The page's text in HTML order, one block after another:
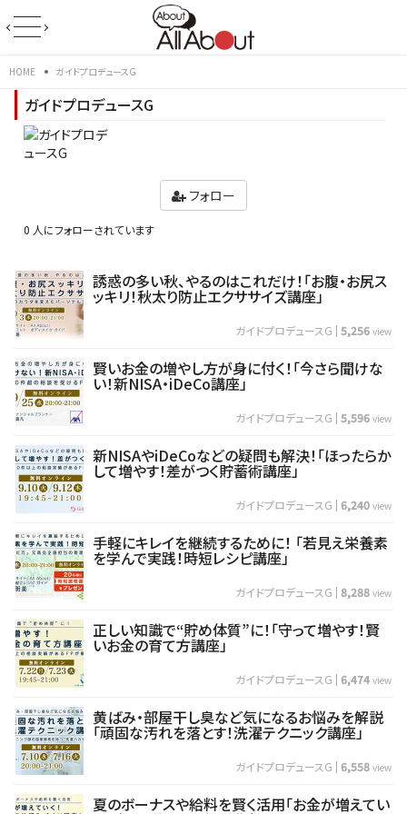
HOME ガイドプロデュースG
ガイドプロデュースG
フォロー
0 人にフォローされています
誘惑の多い秋、やるのはこれだけ！「お腹・お尻ス
ッキリ！秋太り防止エクササイズ講座」
ガイドプロデュースG | 5,256 view
賢いお金の増やし方が身に付く！「今さら聞けな
い！新NISA・iDeCo講座」
ガイドプロデュースG | 5,596 view
新NISAやiDeCoなどの疑問も解決！「ほったらか
して増やす！差がつく貯蓄術講座」
ガイドプロデュースG | 6,240 view
手軽にキレイを継続するために！ 「若見え栄養素
を学んで実践！時短レシピ講座」
ガイドプロデュースG | 8,288 view
正しい知識で“貯め体質”に！「守って増やす！賢
いお金の育て方講座」
ガイドプロデュースG | 6,474 view
黄ばみ・部屋干し臭など気になるお悩みを解説
「頑固な汚れを落とす！洗濯テクニック講座」
ガイドプロデュースG | 6,558 view
夏のボーナスや給料を賢く活用「お金が増えてい